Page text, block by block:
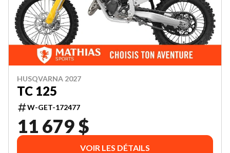
HUSQVARNA 2027
TC 125
W-GET-172477
11 679 $
VOIR LES DÉTAILS